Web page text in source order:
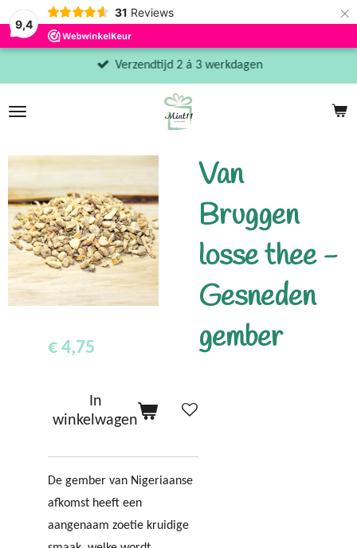
9,4
31 Reviews ×
Verzendtijd 2 á 3 werkdagen
Van
Bruggen
losse thee -
Gesneden
gember
€ 4,75
In
winkelwagen
De gember van Nigeriaanse
afkomst heeft een
aangenaam zoetie kruidige